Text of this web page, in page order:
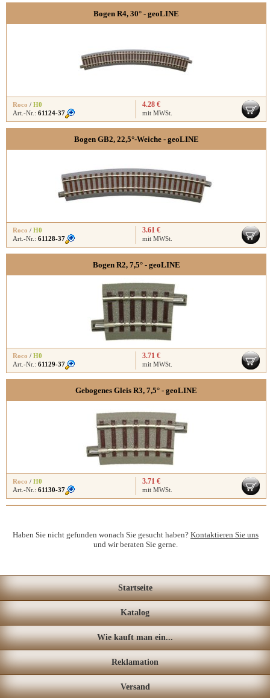
Bogen R4, 30° - geoLINE
Roco / H0
Art.-Nr.: 61124-37
4.28 €
mit MWSt.
Bogen GB2, 22,5°-Weiche - geoLINE
Roco / H0
Art.-Nr.: 61128-37
3.61 €
mit MWSt.
Bogen R2, 7,5° - geoLINE
Roco / H0
Art.-Nr.: 61129-37
3.71 €
mit MWSt.
Gebogenes Gleis R3, 7,5° - geoLINE
Roco / H0
Art.-Nr.: 61130-37
3.71 €
mit MWSt.
Haben Sie nicht gefunden wonach Sie gesucht haben?Kontaktieren Sie uns
und wir beraten Sie gerne.
Startseite
Katalog
Wie kauft man ein...
Reklamation
Versand